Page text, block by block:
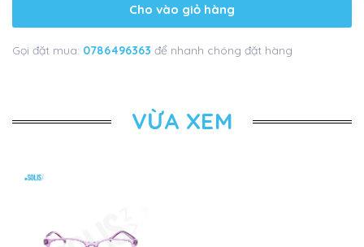
Cho vào giỏ hàng
Gọi đặt mua: 0786496363 để nhanh chóng đặt hàng
VỪA XEM